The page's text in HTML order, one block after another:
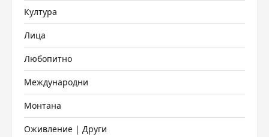
Култура
Лица
Любопитно
Международни
Монтана
Оживление | Други